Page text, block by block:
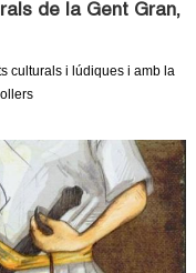
de la Gent Gran,
culturals i lúdiques i amb la